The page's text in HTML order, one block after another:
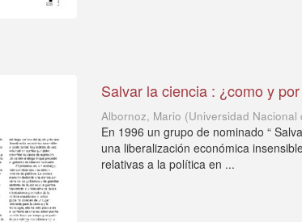
Salvar la ciencia : ¿como y
Albornoz, Mario (Universidad Nacional
En 1996 un grupo de nominado “
una liberalización económica
relativas a la política en ...